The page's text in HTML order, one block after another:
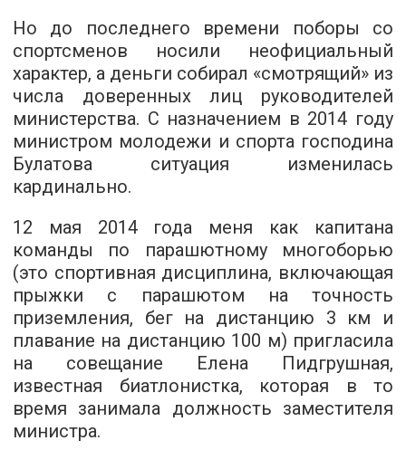
Но до последнего времени поборы со
спортсменов носили неофициальный
характер, а деньги собирал «смотрящий» из
числа доверенных лиц руководителей
министерства. С назначением в 2014 году
министром молодежи и спорта господина
Булатова ситуация изменилась
кардинально.
12 мая 2014 года меня как капитана
команды по парашютному многоборью
(это спортивная дисциплина, включающая
прыжки с парашютом на точность
приземления, бег на дистанцию ​​3 км и
плавание на дистанцию ​​100 м) пригласила
на совещание Елена Пидгрушная,
известная биатлонистка, которая в то
время занимала должность заместителя
министра.